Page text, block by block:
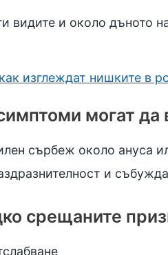
видите и около дъното
изглеждат нишките в
могат да
сърбеж около ануса
и
срещаните